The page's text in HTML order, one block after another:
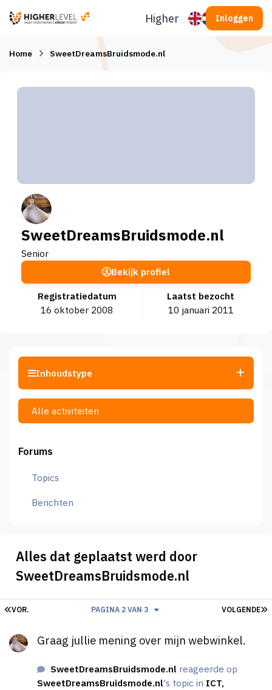
Higherlevel Inloggen
Home SweetDreamsBruidsmode.nl
SweetDreamsBruidsmode.nl
Senior
Registratiedatum
16 oktober 2008
Laatst bezocht
10 januari 2011
Bekijk profiel
Inhoudstype
Alle activiteiten
Forums
Topics
Berichten
Alles dat geplaatst werd door
SweetDreamsBruidsmode.nl
EERSTE PAGINA
VOR. VOLGENDE
PAGINA 2 VAN 3
Graag jullie mening over mijn webwinkel.
SweetDreamsBruidsmode.nl reageerde op
SweetDreamsBruidsmode.nl's topic in ICT,